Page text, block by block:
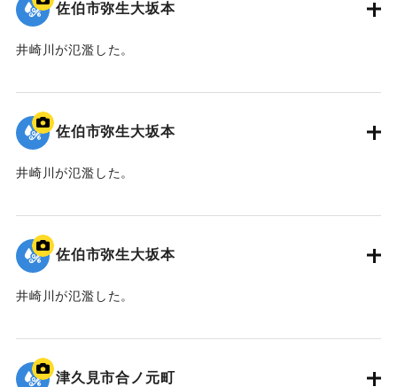
佐伯市弥生大坂本
井崎川が氾濫した。
｜固有コード:01204096
佐伯市弥生大坂本
井崎川が氾濫した。
｜固有コード:01204095
佐伯市弥生大坂本
井崎川が氾濫した。
｜固有コード:01204094
津久見市合ノ元町